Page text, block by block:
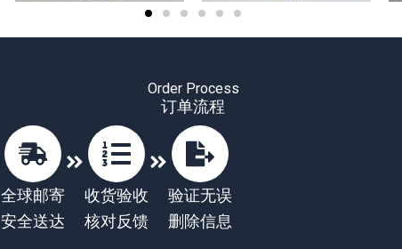
Order Process
订单流程
全球邮寄
安全送达
收货验收
核对反馈
验证无误
删除信息